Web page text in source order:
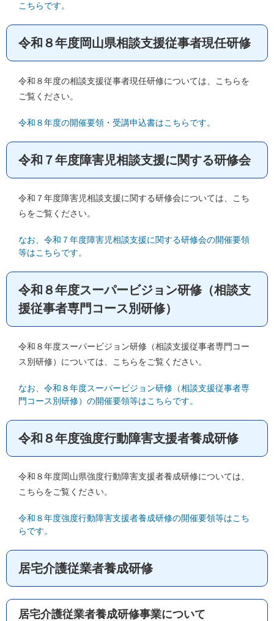
こちらです。
令和８年度岡山県相談支援従事者現任研修
令和８年度の相談支援従事者現任研修については、こちらを
ご覧ください。
令和８年度の開催要領・受講申込書はこちらです。
令和７年度障害児相談支援に関する研修会
令和７年度障害児相談支援に関する研修会については、こち
らをご覧ください。
なお、令和７年度障害児相談支援に関する研修会の開催要領
等はこちらです。
令和８年度スーパービジョン研修（相談支
援従事者専門コース別研修）
令和８年度スーパービジョン研修（相談支援従事者専門コー
ス別研修）については、こちらをご覧ください。
なお、令和８年度スーパービジョン研修（相談支援従事者専
門コース別研修）の開催要領等はこちらです。
令和８年度強度行動障害支援者養成研修
令和８年度岡山県強度行動障害支援者養成研修については、
こちらをご覧ください。
令和８年度強度行動障害支援者養成研修の開催要領等はこち
らです。
居宅介護従業者養成研修
居宅介護従業者養成研修事業について